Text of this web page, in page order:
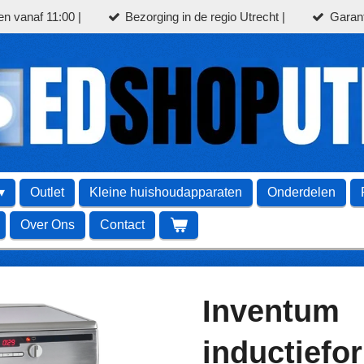
vanaf 11:00 | Bezorging in de regio Utrecht |
Outlet Kleine huishoudapparaten Onderdelen
Over Ons Contact
Inventum